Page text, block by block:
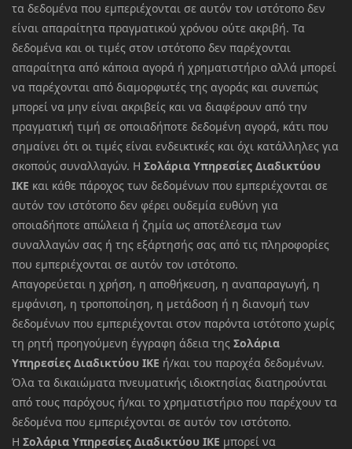
τα δεδομένα που εμπεριέχονται σε αυτόν τον ιστότοπο δεν
είναι απαραίτητα πραγματικού χρόνου ούτε ακριβή. Τα
δεδομένα και οι τιμές στον ιστότοπο δεν παρέχονται
απαραίτητα από κάποια αγορά ή χρηματιστήριο αλλά μπορεί
να παρέχονται από διαμορφωτές της αγοράς και συνεπώς
μπορεί να μην είναι ακριβείς και να διαφέρουν από την
πραγματική τιμή σε οποιαδήποτε δεδομένη αγορά, κάτι που
σημαίνει ότι οι τιμές είναι ενδεικτικές και όχι κατάλληλες για
σκοπούς συναλλαγών. Η Σολάρια Υπηρεσίες Διαδικτύου
ΙΚΕ και κάθε πάροχος των δεδομένων που εμπεριέχονται σε
αυτόν τον ιστότοπο δεν φέρει ουδεμία ευθύνη για
οποιαδήποτε απώλεια ή ζημία ως αποτέλεσμα των
συναλλαγών σας ή της εξάρτησής σας από τις πληροφορίες
που εμπεριέχονται σε αυτόν τον ιστότοπο.
Απαγορεύεται η χρήση, η αποθήκευση, η αναπαραγωγή, η
εμφάνιση, η τροποποίηση, η μετάδοση ή η διανομή των
δεδομένων που εμπεριέχονται στον παρόντα ιστότοπο χωρίς
τη ρητή προηγούμενη έγγραφη άδεια της Σολάρια
Υπηρεσίες Διαδικτύου ΙΚΕ ή/και του παροχέα δεδομένων.
Όλα τα δικαιώματα πνευματικής ιδιοκτησίας διατηρούνται
από τους παρόχους ή/και το χρηματιστήριο που παρέχουν τα
δεδομένα που εμπεριέχονται σε αυτόν τον ιστότοπο.
Η Σολάρια Υπηρεσίες Διαδικτύου ΙΚΕ μπορεί να